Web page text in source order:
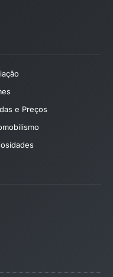
e Preços